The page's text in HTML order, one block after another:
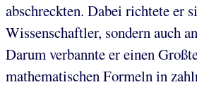
abschreckten. Dabei richtete er
Wissenschaftler, sondern auch
Darum verbannte er einen
mathematischen Formeln in